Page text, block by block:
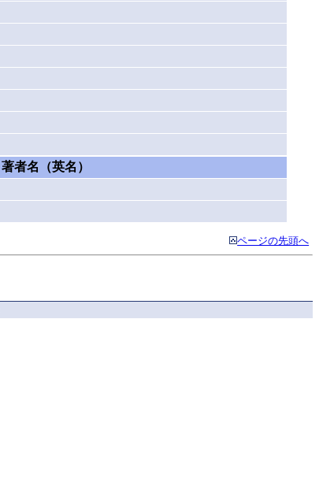
著者名（英名）
ページの先頭へ